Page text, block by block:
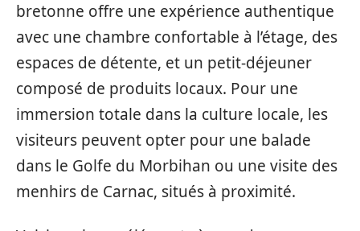
bretonne offre une expérience authentique
avec une chambre confortable à l’étage, des
espaces de détente, et un petit-déjeuner
composé de produits locaux. Pour une
immersion totale dans la culture locale, les
visiteurs peuvent opter pour une balade
dans le Golfe du Morbihan ou une visite des
menhirs de Carnac, situés à proximité.